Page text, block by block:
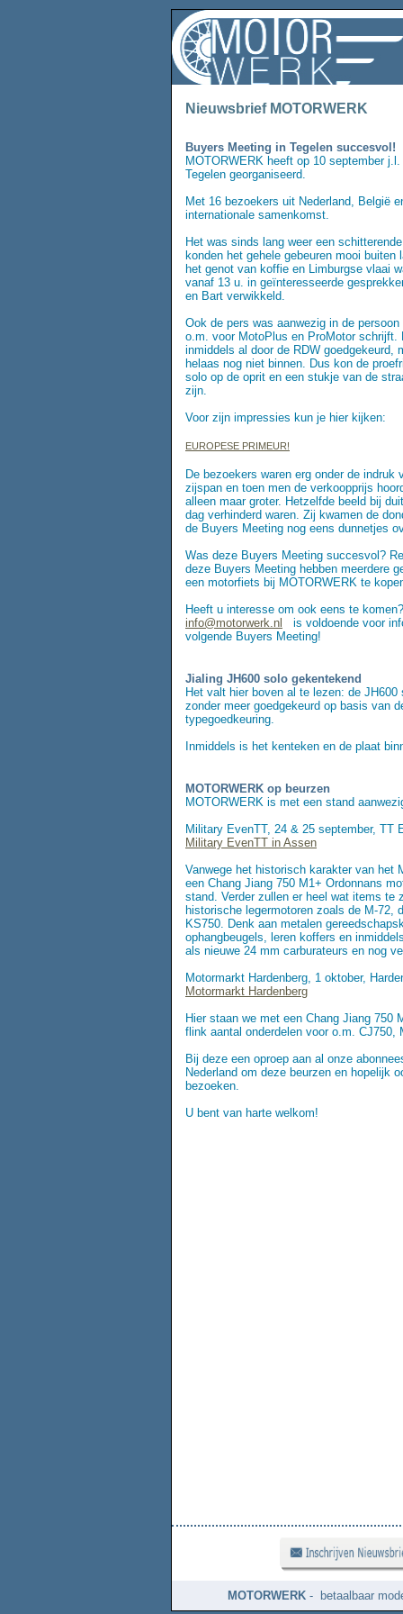
Nieuwsbrief MOTORWERK
Buyers Meeting in Tegelen succesvol!
MOTORWERK heeft op 10 september
Tegelen georganiseerd.
Met 16 bezoekers uit Nederland, België
internationale samenkomst.
Het was sinds lang weer een
konden het gehele gebeuren mooi buiten
het genot van koffie en Limburgse vlaai
vanaf 13 u. in geïnteresseerde
en Bart verwikkeld.
Ook de pers was aanwezig in de
o.m. voor MotoPlus en ProMotor schrijft.
inmiddels al door de RDW goedgekeurd,
helaas nog niet binnen. Dus kon de
solo op de oprit en een stukje van de
zijn.
Voor zijn impressies kun je hier kijken:
EUROPESE PRIMEUR!
De bezoekers waren erg onder de indruk
zijspan en toen men de verkoopprijs
alleen maar groter. Hetzelfde beeld bij
dag verhinderd waren. Zij kwamen de
de Buyers Meeting nog eens dunnetjes
Was deze Buyers Meeting succesvol?
deze Buyers Meeting hebben meerdere
een motorfiets bij MOTORWERK te
Heeft u interesse om ook eens te
info@motorwerk.nl
is voldoende voor
volgende Buyers Meeting!
Jialing JH600 solo gekentekend
Het valt hier boven al te lezen: de JH600
zonder meer goedgekeurd op basis van
typegoedkeuring.
Inmiddels is het kenteken en de plaat
MOTORWERK op beurzen
MOTORWERK is met een stand
Military EvenTT, 24 & 25 september, TT
Military EvenTT in Assen
Vanwege het historisch karakter van het
een Chang Jiang 750 M1+ Ordonnans
stand. Verder zullen er heel wat items te
historische legermotoren zoals de M-72,
KS750. Denk aan metalen
ophangbeugels, leren koffers en
als nieuwe 24 mm carburateurs en nog
Motormarkt Hardenberg, 1 oktober,
Motormarkt Hardenberg
Hier staan we met een Chang Jiang 750
flink aantal onderdelen voor o.m. CJ750,
Bij deze een oproep aan al onze
Nederland om deze beurzen en hopelijk
bezoeken.
U bent van harte welkom!
MOTORWERK- betaalbaar